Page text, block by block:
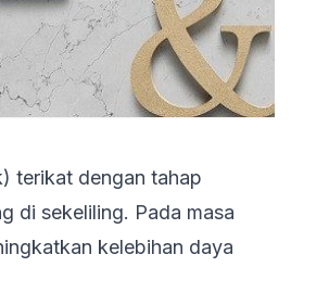
terikat dengan tahap
di sekeliling. Pada masa
kelebihan daya